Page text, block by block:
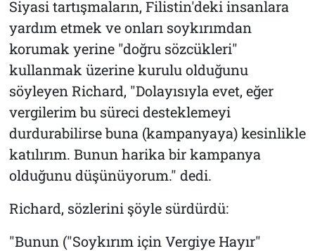
Siyasi tartışmaların, Filistin'deki insanlara
yardım etmek ve onları soykırımdan
korumak yerine "doğru sözcükleri"
kullanmak üzerine kurulu olduğunu
söyleyen Richard, "Dolayısıyla evet, eğer
vergilerim bu süreci desteklemeyi
durdurabilirse buna (kampanyaya) kesinlikle
katılırım. Bunun harika bir kampanya
olduğunu düşünüyorum." dedi.
Richard, sözlerini şöyle sürdürdü:
"Bunun ("Soykırım için Vergiye Hayır"